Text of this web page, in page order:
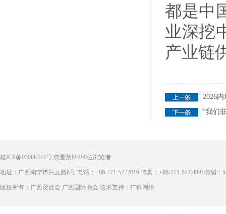
都是中
业深挖
产业链
2026
“我们
桂ICP备05008372号 您是第89490位浏览者
地址：广西南宁市白云路6号 电话：+86-771-5772816 传真：+86-771-5772880 邮编：
版权所有：广西贸促会 广西国际商会 技术支持：广科网络